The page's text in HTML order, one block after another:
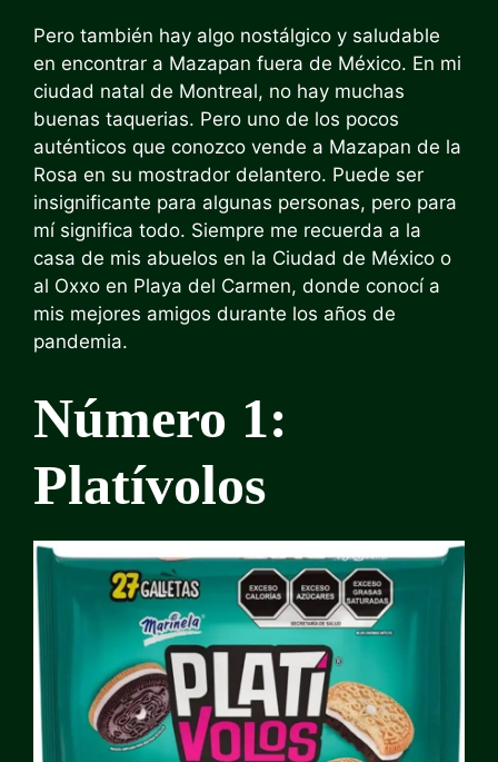
Pero también hay algo nostálgico y saludable
en encontrar a Mazapan fuera de México. En mi
ciudad natal de Montreal, no hay muchas
buenas taquerias. Pero uno de los pocos
auténticos que conozco vende a Mazapan de la
Rosa en su mostrador delantero. Puede ser
insignificante para algunas personas, pero para
mí significa todo. Siempre me recuerda a la
casa de mis abuelos en la Ciudad de México o
al Oxxo en Playa del Carmen, donde conocí a
mis mejores amigos durante los años de
pandemia.
Número 1:
Platívolos